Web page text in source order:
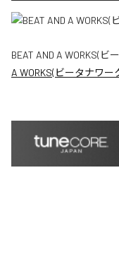
BEAT AND A WORKS(ビ
A WORKS(ビータナワー